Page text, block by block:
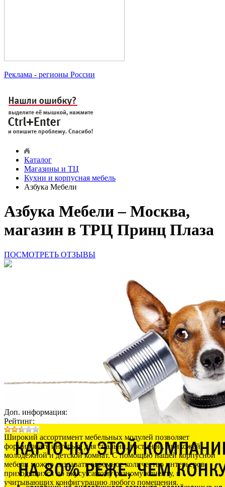
Реклама - регионы России
Каталог
Магазины и ТЦ
Кухни и корпусная мебель
Азбука Мебели
Азбука Мебели – Москва,
магазин в ТРЦ Принц Плаза
ПОСМОТРЕТЬ ОТЗЫВЫ
Доп. информация:
Рейтинг:
Широкий ассортимент мебельных модулей позволяет
формировать интерьер для спальни, гостиной, прихожей,
молодежной и детской комнат. С помощью нашей корпусной
мебели можно создавать огромное количество интерьеров,
приходящихся по вкусу самому разному клиенту, и
учитывающих конфигурацию любого помещения.